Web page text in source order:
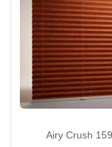
Airy Crush